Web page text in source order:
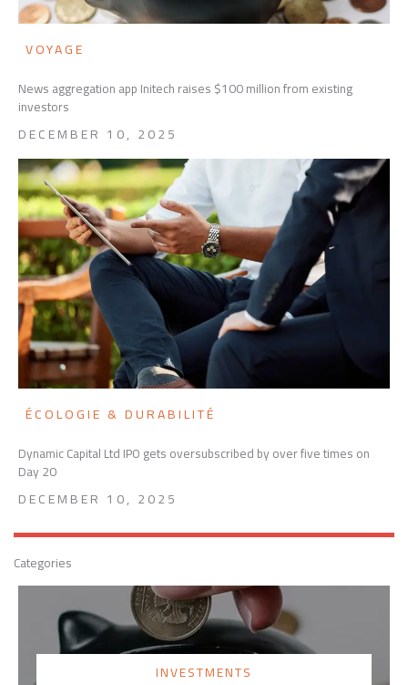
VOYAGE
News aggregation app Initech raises $100 million from existing
investors
DECEMBER 10, 2025
ÉCOLOGIE & DURABILITÉ
Dynamic Capital Ltd IPO gets oversubscribed by over five times on
Day 20
DECEMBER 10, 2025
Categories
INVESTMENTS